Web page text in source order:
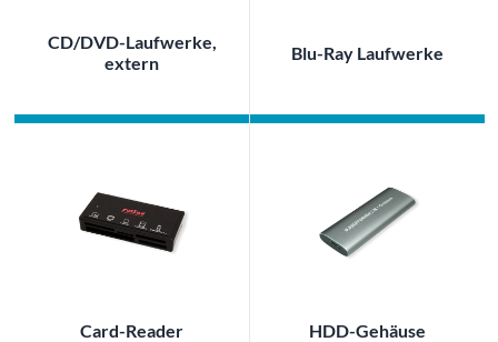
CD/DVD-Laufwerke,
extern
Blu-Ray Laufwerke
Card-Reader HDD-Gehäuse